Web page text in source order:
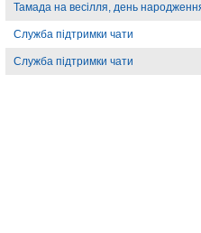
Тамада на весілля, день
Служба підтримки чати
Служба підтримки чати